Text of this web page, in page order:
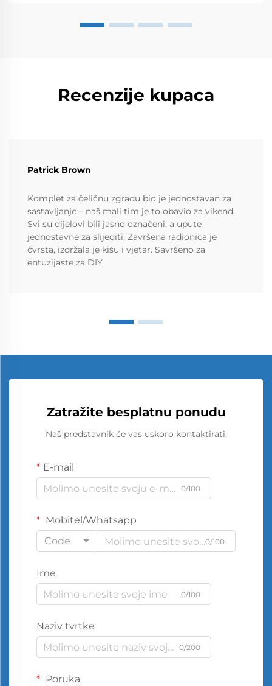
Recenzije kupaca
Patrick Brown
Komplet za čeličnu zgradu bio je jednostavan za
sastavljanje – naš mali tim je to obavio za vikend.
Svi su dijelovi bili jasno označeni, a upute
jednostavne za slijediti. Završena radionica je
čvrsta, izdržala je kišu i vjetar. Savršeno za
entuzijaste za DIY.
Zatražite besplatnu ponudu
Naš predstavnik će vas uskoro kontaktirati.
E-mail
0/100
Mobitel/Whatsapp
Code
0/100
Ime
0/100
Naziv tvrtke
0/200
Poruka